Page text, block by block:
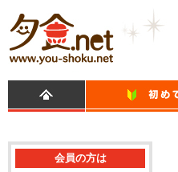
会員の方は